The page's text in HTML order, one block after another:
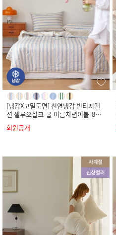
[냉감X고밀도면] 천연냉감 빈티지맨
션 셀루오실크-쿨 여름차렵이불-8컬
러(SS/Q/K)
회원공개